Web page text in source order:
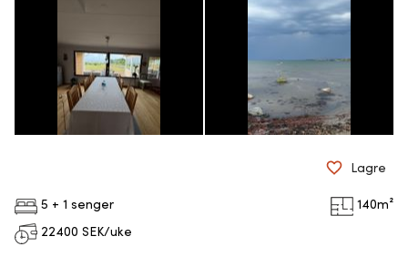
5 + 1 senger 140m²
22400 SEK/uke
Lagre